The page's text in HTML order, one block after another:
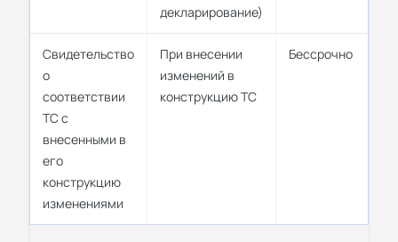
декларирование)
Свидетельство
о
соответствии
ТС с
внесенными в
его
конструкцию
изменениями
При внесении
изменений в
конструкцию ТС
Бессрочно